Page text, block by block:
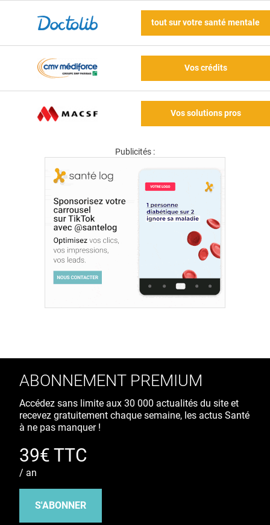
tout sur votre santé mentale
Vos crédits
Vos solutions pros
Publicités :
ABONNEMENT PREMIUM
Accédez sans limite aux 30 000 actualités du site et
recevez gratuitement chaque semaine, les actus Santé
à ne pas manquer !
39€ TTC
/ an
S'ABONNER